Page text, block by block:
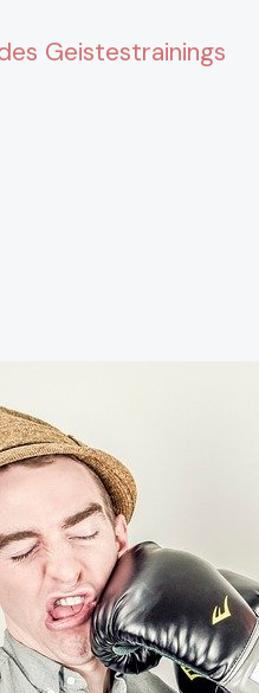
Geistestrainings